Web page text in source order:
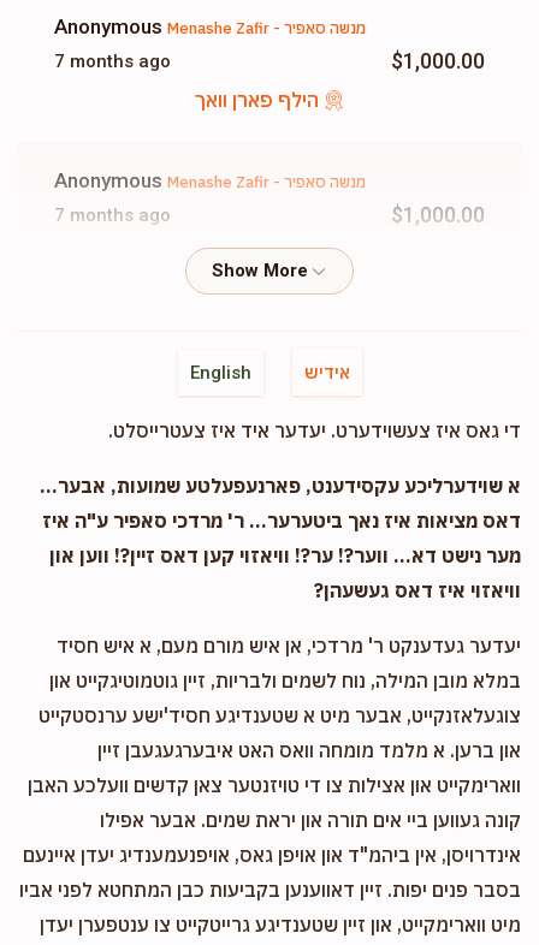
Donated
Anonymous Menashe Zafir - מנשה סאפיר
7 months ago $1,000.00
הילף פארן וואך
Anonymous Menashe Zafir - מנשה סאפיר
7 months ago $1,000.00
הילף פארן וואך
9 months ago $1,000.00
הילף פארן וואך
Menashe Zafir - מנשה סאפיר
9 months ago $1,000.00
הילף פארן וואך
Shoaly SHEIN Menashe Zafir - מנשה סאפיר
10 months ago $101.00
English אידיש
די גאס איז צעשוידערט. יעדער איד איז צעטרייסלט.
א שוידערליכע עקסידענט, פארנעפעלטע שמועות, אבער...
דאס מציאות איז נאך ביטערער... ר' מרדכי סאפיר ע"ה איז
מער נישט דא... ווער?! ער?! וויאזוי קען דאס זיין?! ווען און
וויאזוי איז דאס געשעהן?
יעדער געדענקט ר' מרדכי, אן איש מורם מעם, א איש חסיד
במלא מובן המילה, נוח לשמים ולבריות, זיין גוטמוטיגקייט און
צוגעלאזנקייט, אבער מיט א שטענדיגע חסיד'ישע ערנסטקייט
און ברען. א מלמד מומחה וואס האט איבערגעגעבן זיין
ווארימקייט און אצילות צו די טויזנטער צאן קדשים וועלכע האבן
קונה געווען ביי אים תורה און יראת שמים. אבער אפילו
אינדרויסן, אין ביהמ"ד און אויפן גאס, אויפנעמענדיג יעדן איינעם
בסבר פנים יפות. זיין דאווענען בקביעות כבן המתחטא לפני אביו
מיט ווארימקייט, און זיין שטענדיגע גרייטקייט צו ענטפערן יעדן